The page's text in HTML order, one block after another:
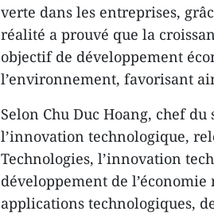
verte dans les entreprises,
réalité a prouvé que la
objectif de développement
l’environnement, favorisant
Selon Chu Duc Hoang, chef
l’innovation technologique,
Technologies, l’innovation
développement de
applications technologiques,